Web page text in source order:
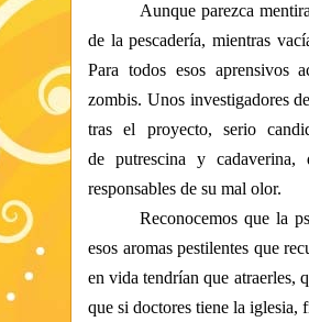
Aunque parezca mentira
de la pescadería, mientras
Para todos esos aprensivos
zombis. Unos investigadores
tras el proyecto, serio
de putrescina y cadaverina,
responsables de su mal olor.
Reconocemos que la
esos aromas pestilentes que
en vida tendrían que atraerles,
que si doctores tiene la iglesia,